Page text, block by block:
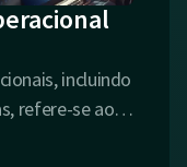
incluindo
refere-se ao